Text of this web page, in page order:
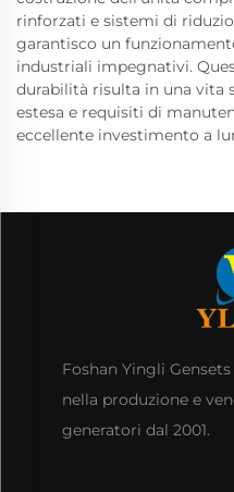
rinforzati e sistemi di
garantisco un
industriali impegnativi.
durabilità risulta in una vita
estesa e requisiti di
eccellente investimento a
Foshan Yingli
nella produzione e
generatori dal 2001.